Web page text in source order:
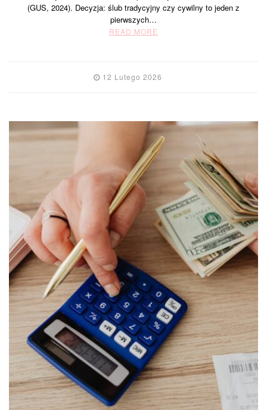
(GUS, 2024). Decyzja: ślub tradycyjny czy cywilny to jeden z
pierwszych…
READ MORE
12 Lutego 2026